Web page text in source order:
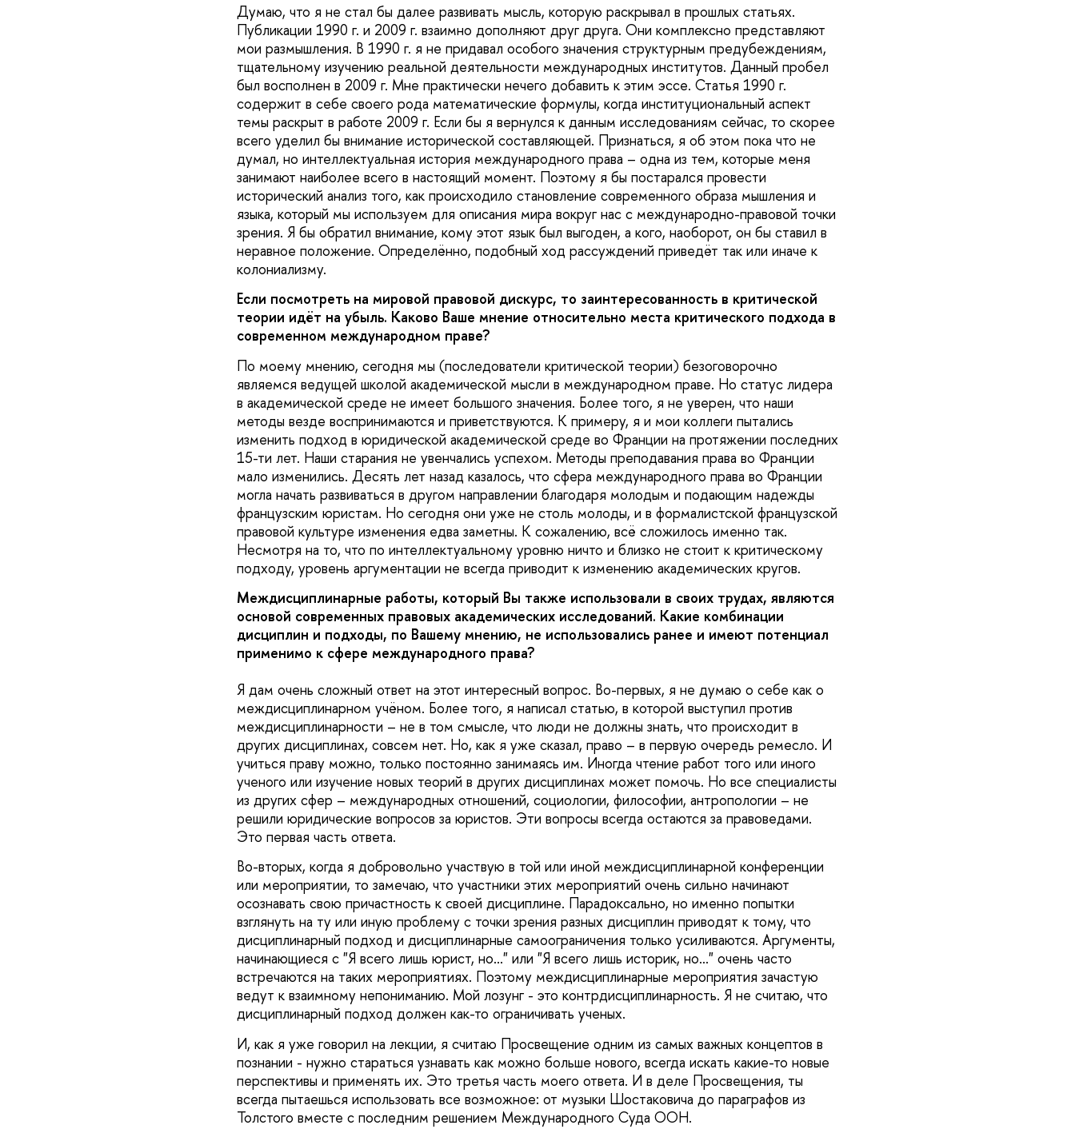
Думаю, что я не стал бы далее развивать мысль, которую раскрывал в прошлых статьях.
Публикации 1990 г. и 2009 г. взаимно дополняют друг друга. Они комплексно представляют
мои размышления. В 1990 г. я не придавал особого значения структурным предубеждениям,
тщательному изучению реальной деятельности международных институтов. Данный пробел
был восполнен в 2009 г. Мне практически нечего добавить к этим эссе. Статья 1990 г.
содержит в себе своего рода математические формулы, когда институциональный аспект
темы раскрыт в работе 2009 г. Если бы я вернулся к данным исследованиям сейчас, то скорее
всего уделил бы внимание исторической составляющей. Признаться, я об этом пока что не
думал, но интеллектуальная история международного права – одна из тем, которые меня
занимают наиболее всего в настоящий момент. Поэтому я бы постарался провести
исторический анализ того, как происходило становление современного образа мышления и
языка, который мы используем для описания мира вокруг нас с международно-правовой точки
зрения. Я бы обратил внимание, кому этот язык был выгоден, а кого, наоборот, он бы ставил в
неравное положение. Определённо, подобный ход рассуждений приведёт так или иначе к
колониализму.
Если посмотреть на мировой правовой дискурс, то заинтересованность в критической
теории идёт на убыль. Каково Ваше мнение относительно места критического подхода в
современном международном праве?
По моему мнению, сегодня мы (последователи критической теории) безоговорочно
являемся ведущей школой академической мысли в международном праве. Но статус лидера
в академической среде не имеет большого значения. Более того, я не уверен, что наши
методы везде воспринимаются и приветствуются. К примеру, я и мои коллеги пытались
изменить подход в юридической академической среде во Франции на протяжении последних
15-ти лет. Наши старания не увенчались успехом. Методы преподавания права во Франции
мало изменились. Десять лет назад казалось, что сфера международного права во Франции
могла начать развиваться в другом направлении благодаря молодым и подающим надежды
французским юристам. Но сегодня они уже не столь молоды, и в формалистской французской
правовой культуре изменения едва заметны. К сожалению, всё сложилось именно так.
Несмотря на то, что по интеллектуальному уровню ничто и близко не стоит к критическому
подходу, уровень аргументации не всегда приводит к изменению академических кругов.
Междисциплинарные работы, который Вы также использовали в своих трудах, являются
основой современных правовых академических исследований. Какие комбинации
дисциплин и подходы, по Вашему мнению, не использовались ранее и имеют потенциал
применимо к сфере международного права?
Я дам очень сложный ответ на этот интересный вопрос. Во-первых, я не думаю о себе как о
междисциплинарном учёном. Более того, я написал статью, в которой выступил против
междисциплинарности – не в том смысле, что люди не должны знать, что происходит в
других дисциплинах, совсем нет. Но, как я уже сказал, право – в первую очередь ремесло. И
учиться праву можно, только постоянно занимаясь им. Иногда чтение работ того или иного
ученого или изучение новых теорий в других дисциплинах может помочь. Но все специалисты
из других сфер – международных отношений, социологии, философии, антропологии – не
решили юридические вопросов за юристов. Эти вопросы всегда остаются за правоведами.
Это первая часть ответа.
Во-вторых, когда я добровольно участвую в той или иной междисциплинарной конференции
или мероприятии, то замечаю, что участники этих мероприятий очень сильно начинают
осознавать свою причастность к своей дисциплине. Парадоксально, но именно попытки
взглянуть на ту или иную проблему с точки зрения разных дисциплин приводят к тому, что
дисциплинарный подход и дисциплинарные самоограничения только усиливаются. Аргументы,
начинающиеся с "Я всего лишь юрист, но..." или "Я всего лишь историк, но..." очень часто
встречаются на таких мероприятиях. Поэтому междисциплинарные мероприятия зачастую
ведут к взаимному непониманию. Мой лозунг - это контрдисциплинарность. Я не считаю, что
дисциплинарный подход должен как-то ограничивать ученых.
И, как я уже говорил на лекции, я считаю Просвещение одним из самых важных концептов в
познании - нужно стараться узнавать как можно больше нового, всегда искать какие-то новые
перспективы и применять их. Это третья часть моего ответа. И в деле Просвещения, ты
всегда пытаешься использовать все возможное: от музыки Шостаковича до параграфов из
Толстого вместе с последним решением Международного Суда ООН.